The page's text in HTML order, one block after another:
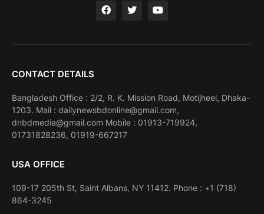
CONTACT DETAILS
Bangladesh Office : 2/2, R. K. Mission Road, Motijheel, Dhaka-
1203. Mail : dailynewsbdonline@gmail.com,
dnbdmedia@gmail.com Mobile : 01913-719924,
01731828236, 01919-667217
USA OFFICE
109-17 205th St, Saint Albans, NY 11412. Phone : +1 (718)
864-3245